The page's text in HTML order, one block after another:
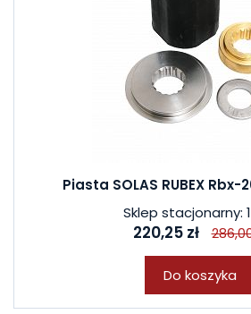
Piasta SOLAS RUBEX Rbx-
Sklep stacjonarny:
220,25 zł
Do koszyka